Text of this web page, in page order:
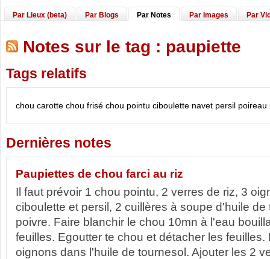
Par Lieux (beta) Par Blogs Par Notes Par Images Par
Notes sur le tag : paupiette
Tags relatifs
chou carotte chou frisé chou pointu ciboulette navet persil poireau
Dernières notes
Paupiettes de chou farci au riz
Il faut prévoir 1 chou pointu, 2 verres de riz, 3
ciboulette et persil, 2 cuillères à soupe d'huile de
poivre. Faire blanchir le chou 10mn à l'eau
feuilles. Egoutter te chou et détacher les feuilles.
oignons dans l'huile de tournesol. Ajouter les 2